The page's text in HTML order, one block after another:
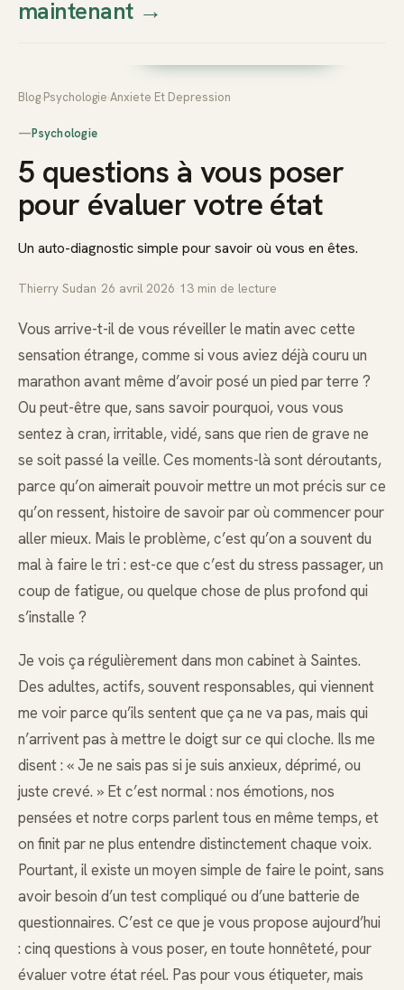
Thierry
Prendre rendez-vous dès
maintenant→
Blog Psychologie Anxiete Et Depression
—Psychologie
5 questions à vous poser
pour évaluer votre état
Un auto-diagnostic simple pour savoir où vous en êtes.
Thierry Sudan 26 avril 2026 13 min de lecture
Vous arrive-t-il de vous réveiller le matin avec cette
sensation étrange, comme si vous aviez déjà couru un
marathon avant même d’avoir posé un pied par terre ?
Ou peut-être que, sans savoir pourquoi, vous vous
sentez à cran, irritable, vidé, sans que rien de grave ne
se soit passé la veille. Ces moments-là sont déroutants,
parce qu’on aimerait pouvoir mettre un mot précis sur ce
qu’on ressent, histoire de savoir par où commencer pour
aller mieux. Mais le problème, c’est qu’on a souvent du
mal à faire le tri : est-ce que c’est du stress passager, un
coup de fatigue, ou quelque chose de plus profond qui
s’installe ?
Je vois ça régulièrement dans mon cabinet à Saintes.
Des adultes, actifs, souvent responsables, qui viennent
me voir parce qu’ils sentent que ça ne va pas, mais qui
n’arrivent pas à mettre le doigt sur ce qui cloche. Ils me
disent : « Je ne sais pas si je suis anxieux, déprimé, ou
juste crevé. » Et c’est normal : nos émotions, nos
pensées et notre corps parlent tous en même temps, et
on finit par ne plus entendre distinctement chaque voix.
Pourtant, il existe un moyen simple de faire le point, sans
avoir besoin d’un test compliqué ou d’une batterie de
questionnaires. C’est ce que je vous propose aujourd’hui
: cinq questions à vous poser, en toute honnêteté, pour
évaluer votre état réel. Pas pour vous étiqueter, mais